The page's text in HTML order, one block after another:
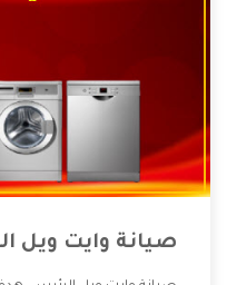
صيانة وايت ويل